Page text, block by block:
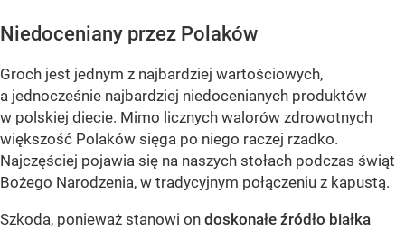
Niedoceniany przez Polaków
Groch jest jednym z najbardziej wartościowych,
a jednocześnie najbardziej niedocenianych produktów
w polskiej diecie. Mimo licznych walorów zdrowotnych
większość Polaków sięga po niego raczej rzadko.
Najczęściej pojawia się na naszych stołach podczas świąt
Bożego Narodzenia, w tradycyjnym połączeniu z kapustą.
Szkoda, ponieważ stanowi on doskonałe źródło białka